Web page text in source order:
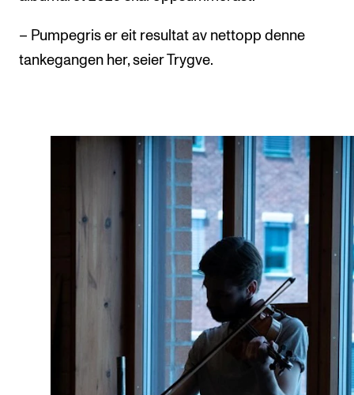
– Pumpegris er eit resultat av nettopp denne
tankegangen her, seier Trygve.